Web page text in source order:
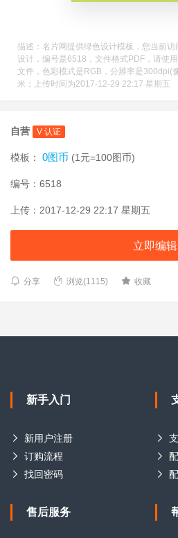
描述：名片网提供绿色设计模板，您当前
设计，编号是6518，文件格式PDF，请使
文件，色彩模式是RGB，分辨率是300dpi(
米；上传时间为2017-12-29 22:17 星期五
自营 V 认证
模板： 0图币 (1元=100图币)
编号：6518
上传：2017-12-29 22:17 星期五
立即编辑
分享 浏览(1115) 收藏
新手入门
新用户注册
订购流程
找回密码
售后服务